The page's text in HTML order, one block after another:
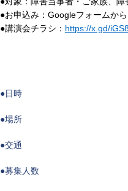
●お申込み：Googleフォームか
●講演会チラシ： https://x.gd/
●日時
●場所
●交通
●募集人数